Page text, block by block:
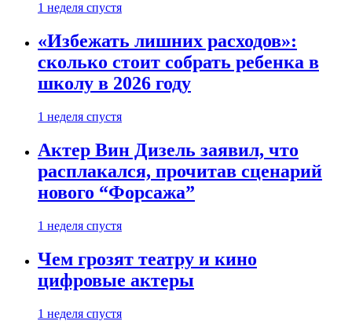
1 неделя спустя
«Избежать лишних расходов»:
сколько стоит собрать ребенка в
школу в 2026 году
1 неделя спустя
Актер Вин Дизель заявил, что
расплакался, прочитав сценарий
нового “Форсажа”
1 неделя спустя
Чем грозят театру и кино
цифровые актеры
1 неделя спустя